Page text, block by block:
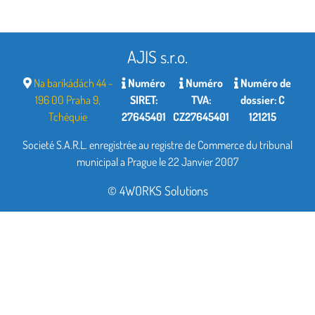
AJIS s.r.o.
Na barikádách 44 -
196 00 Praha 9,
Tchéquie
Numéro
SIRET:
27645401
Numéro
TVA:
CZ27645401
Numéro de
dossier: C
121215
Societé S.A.R.L. enregistrée au registre de Commerce du tribunal
municipal a Prague le 22 Janvier 2007
© 4WORKS Solutions